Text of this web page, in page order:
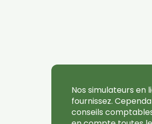
Nos simulateurs en
fournissez.
conseils